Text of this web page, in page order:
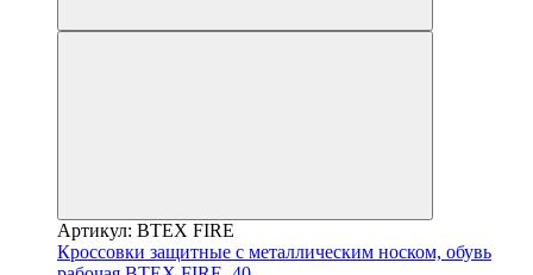
Артикул: BTEX FIRE
Кроссовки защитные с металлическим носком, обувь